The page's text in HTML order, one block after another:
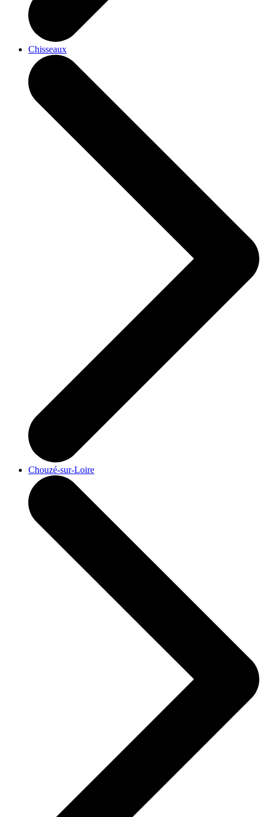
Chisseaux
Chouzé-sur-Loire